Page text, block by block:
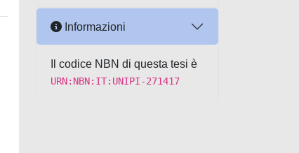
Informazioni
Il codice NBN di questa tesi è
URN:NBN:IT:UNIPI-271417